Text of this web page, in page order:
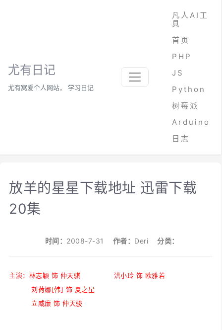
尤有日记
尤有窝爱个人网站， 学习日记
凡人AI工
具
首页
PHP
JS
Python
树莓派
Arduino
日志
放羊的星星下载地址 迅雷下载
20集
时间： 2008-7-31 作者： Deri 分类：
主演：林志颖 饰 仲天骐 洪小玲 饰 欧雅若
刘荷娜[韩] 饰 夏之星
立威廉 饰 仲天骏